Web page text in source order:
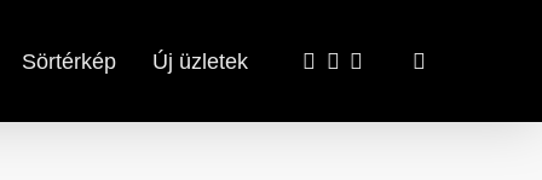
Sörtérkép Új üzletek
x- facebook
email